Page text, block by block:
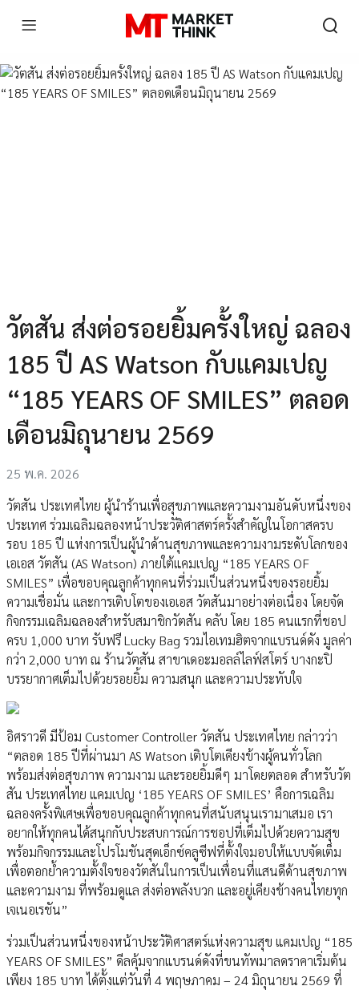
วัตสัน ส่งต่อรอยยิ้มครั้งใหญ่ ฉลอง
185 ปี AS Watson กับแคมเปญ
“185 YEARS OF SMILES” ตลอด
เดือนมิถุนายน 2569
25 พ.ค. 2026
วัตสัน ประเทศไทย ผู้นำร้านเพื่อสุขภาพและความงามอันดับหนึ่งของ
ประเทศ ร่วมเฉลิมฉลองหน้าประวัติศาสตร์ครั้งสำคัญในโอกาสครบ
รอบ 185 ปี แห่งการเป็นผู้นำด้านสุขภาพและความงามระดับโลกของ
เอเอส วัตสัน (AS Watson) ภายใต้แคมเปญ “185 YEARS OF
SMILES” เพื่อขอบคุณลูกค้าทุกคนที่ร่วมเป็นส่วนหนึ่งของรอยยิ้ม
ความเชื่อมั่น และการเติบโตของเอเอส วัตสันมาอย่างต่อเนื่อง โดยจัด
กิจกรรมเฉลิมฉลองสำหรับสมาชิกวัตสัน คลับ โดย 185 คนแรกที่ชอป
ครบ 1,000 บาท รับฟรี Lucky Bag รวมไอเทมฮิตจากแบรนด์ดัง มูลค่า
กว่า 2,000 บาท ณ ร้านวัตสัน สาขาเดอะมอลล์ไลฟ์สโตร์ บางกะปิ
บรรยากาศเต็มไปด้วยรอยยิ้ม ความสนุก และความประทับใจ
อิศราวดี มีป้อม Customer Controller วัตสัน ประเทศไทย กล่าวว่า
“ตลอด 185 ปีที่ผ่านมา AS Watson เติบโตเคียงข้างผู้คนทั่วโลก
พร้อมส่งต่อสุขภาพ ความงาม และรอยยิ้มดีๆ มาโดยตลอด สำหรับวัต
สัน ประเทศไทย แคมเปญ ‘185 YEARS OF SMILES’ คือการเฉลิม
ฉลองครั้งพิเศษเพื่อขอบคุณลูกค้าทุกคนที่สนับสนุนเรามาเสมอ เรา
อยากให้ทุกคนได้สนุกกับประสบการณ์การชอปที่เต็มไปด้วยความสุข
พร้อมกิจกรรมและโปรโมชันสุดเอ็กซ์คลูซีฟที่ตั้งใจมอบให้แบบจัดเต็ม
เพื่อตอกย้ำความตั้งใจของวัตสันในการเป็นเพื่อนที่แสนดีด้านสุขภาพ
และความงาม ที่พร้อมดูแล ส่งต่อพลังบวก และอยู่เคียงข้างคนไทยทุก
เจเนอเรชัน”
ร่วมเป็นส่วนหนึ่งของหน้าประวัติศาสตร์แห่งความสุข แคมเปญ “185
YEARS OF SMILES” ดีลคุ้มจากแบรนด์ดังที่ขนทัพมาลดราคาเริ่มต้น
เพียง 185 บาท ได้ตั้งแต่วันที่ 4 พฤษภาคม – 24 มิถุนายน 2569 ที่